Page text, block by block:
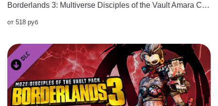
Borderlands 3: Multiverse Disciples of the Vault Amara Cosmetic Pack
от 518 руб